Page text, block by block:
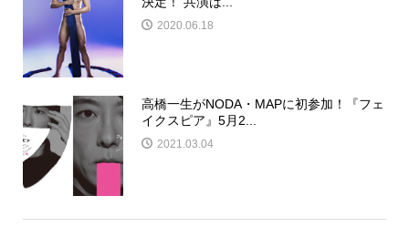
2020.06.18
高橋一生がNODA・MAPに初参加！『フェ
イクスピア』5月2...
2021.03.04